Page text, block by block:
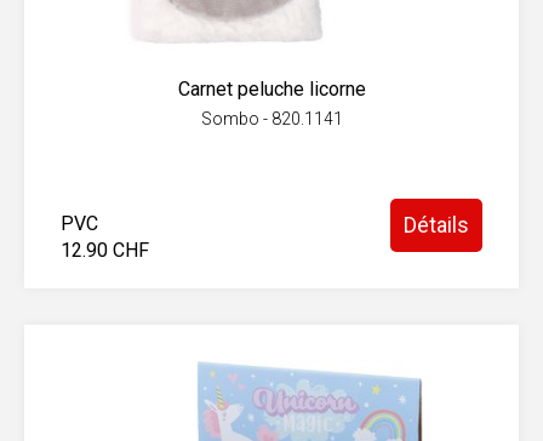
Carnet peluche licorne
Sombo - 820.1141
PVC
12.90 CHF
Détails